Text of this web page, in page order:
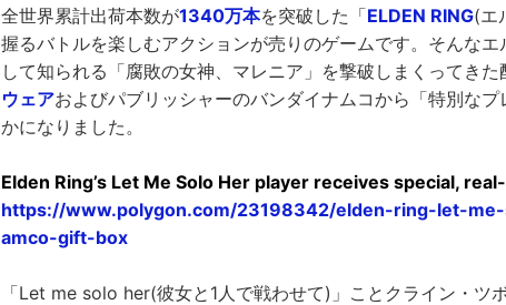
全世界累計出荷本数が1340万本を突破した「ELDEN RING(エ
握るバトルを楽しむアクションが売りのゲームです。そんな
して知られる「腐敗の女神、マレニア」を撃破しまくってき
ウェアおよびパブリッシャーのバンダイナムコから「特別な
かになりました。
Elden Ring’s Let Me Solo Her player receives special,
https://www.polygon.com/23198342/elden-ring-let-
amco-gift-box
「Let me solo her(彼女と1人で戦わせて)」ことクライン・ツ